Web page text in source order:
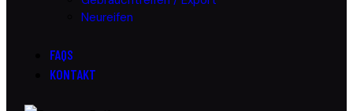
Neureifen
FAQS
KONTAKT